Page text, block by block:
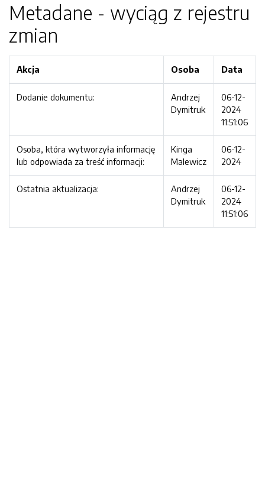
Metadane - wyciąg z rejestru
zmian
Akcja Osoba Data
Dodanie dokumentu:
Andrzej
Dymitruk
06-12-
2024
11:51:06
Osoba, która wytworzyła informację
lub odpowiada za treść informacji:
Kinga
Malewicz
06-12-
2024
Ostatnia aktualizacja:
Andrzej
Dymitruk
06-12-
2024
11:51:06